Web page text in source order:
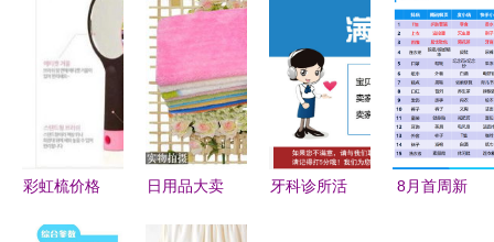
秘“便宜的
必备日用
品，送货上
十”的奥秘
本的日用百
货代表品牌
选择，美业
信赖之选
锁经营合川
滨江路店
日用百货物
美价廉的生
活驿站
彩虹梳价格
日用品大卖
牙科诊所活
8月首周新